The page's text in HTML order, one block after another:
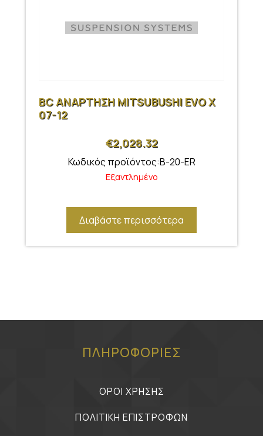
BC ΑΝΑΡΤΗΣΗ MITSUBUSHI EVO X
07-12
€2,028.32
Κωδικός προϊόντος:B-20-ER
Εξαντλημένο
Διαβάστε περισσότερα
ΠΛΗΡΟΦΟΡΙΕΣ
ΟΡΟΙ ΧΡΗΣΗΣ
ΠΟΛΙΤΙΚΗ ΕΠΙΣΤΡΟΦΩΝ